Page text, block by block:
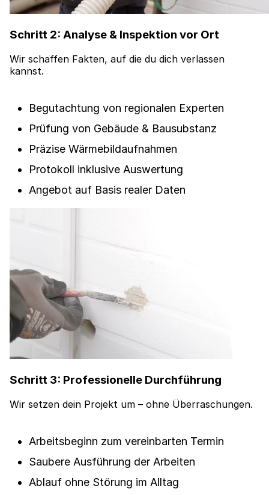
Schritt 2: Analyse & Inspektion vor Ort
Wir schaffen Fakten, auf die du dich verlassen
kannst.
Begutachtung von regionalen Experten
Prüfung von Gebäude & Bausubstanz
Präzise Wärmebildaufnahmen
Protokoll inklusive Auswertung
Angebot auf Basis realer Daten
Schritt 3: Professionelle Durchführung
Wir setzen dein Projekt um – ohne Überraschungen.
Arbeitsbeginn zum vereinbarten Termin
Saubere Ausführung der Arbeiten
Ablauf ohne Störung im Alltag